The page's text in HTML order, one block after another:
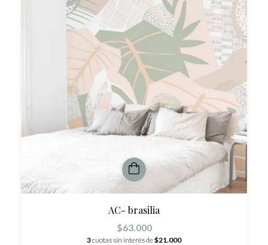
AC- brasilia
$63.000
3cuotas sin interés de$21.000